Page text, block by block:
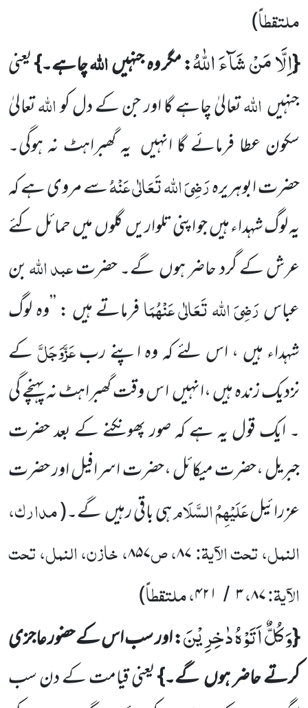
ملتقطاً)
{اِلَّا مَنْ شَآءَ اللّٰهُ: مگر وہ جنہیںاللہچاہے۔}یعنی
جنہیںاللہتعالیٰ چاہے گا اور جن کے دل کواللہتعالیٰ
سکون عطافرمائے گا انہیں یہ گھبراہٹ نہ ہوگی۔
حضرت ابوہریرہرَضِیَ اللہ تَعَالٰی عَنْہُسے مروی ہے کہ
یہ لوگ شہداء ہیںجو اپنی تلواریںگلوںمیںحمائل کئے
عرش کے گرد حاضر ہوںگے۔ حضرتعبد اللہبن
عباسرَضِیَ اللہ تَعَالٰی عَنْہُمَافرماتے ہیں : ’’وہ لوگ
شہداء ہیں ،اس لئے کہ وہ اپنے ربعَزَّوَجَلَّکے
نزدیک زندہ ہیں ،انہیںا س وقت گھبراہٹ نہ پہنچے گی
۔ ایک قول یہہے کہ صور پھونکنے کے بعد حضرت
جبریل ،حضرت میکائل ،حضرت اسرافیلاور حضرت
عزرائیلعَلَیْہِمُ السَّلَامہی باقیرہیںگے۔(مدارک،
النمل، تحت الآیۃ:۸۷، ص۸۵۷، خازن، النمل، تحت
الآیۃ:۸۷،۳ / ۴۲۱، ملتقطاً)
{وَ كُلٌّ اَتَوْهُ دٰخِرِیْنَ: اور سب اس کے حضور عاجزی
کرتے حاضر ہوںگے۔}یعنی قیامت کے دن سب